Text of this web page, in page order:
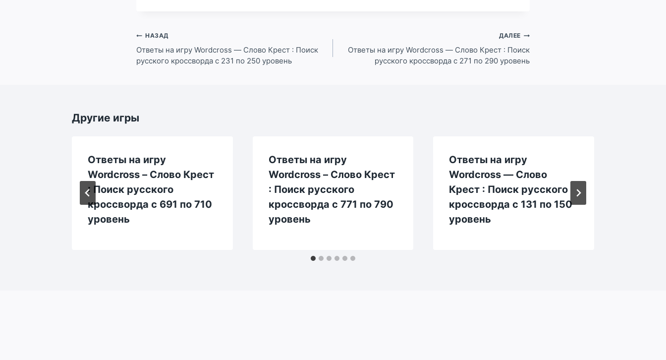
Навигация
по
записям
НАЗАД
Ответы на игру Wordcross — Слово Крест : Поиск
русского кроссворда с 231 по 250 уровень
ДАЛЕЕ
Ответы на игру Wordcross — Слово Крест : Поиск
русского кроссворда с 271 по 290 уровень
Другие игры
Ответы на игру
Wordcross – Слово Крест
: Поиск русского
кроссворда с 691 по 710
уровень
Ответы на игру
Wordcross – Слово Крест
: Поиск русского
кроссворда с 771 по 790
уровень
Ответы на игру
Wordcross — Слово
Крест : Поиск русского
кроссворда с 131 по 150
уровень